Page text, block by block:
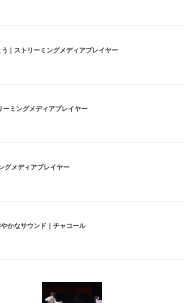
| ストリーミングメディアプレイヤー
ミングメディアプレイヤー
メディアプレイヤー
かなサウンド｜チャコール
スト コンパクト 約105度ロッキング pc 事務椅子 360度回
4K UHD・USB Type-C・ホワイト
ホワイト 300枚